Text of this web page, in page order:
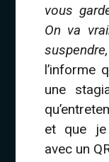
vous
On va
l’informe
une
et que je
avec un